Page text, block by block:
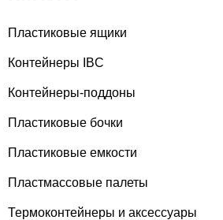
Пластиковые ящики
Контейнеры IBC
Контейнеры-поддоны
Пластиковые бочки
Пластиковые емкости
Пластмассовые палеты
Термоконтейнеры и аксессуары